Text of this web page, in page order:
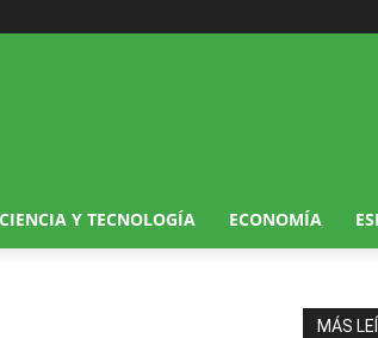
CIENCIA Y TECNOLOGÍA ECONOMÍA
MÁS